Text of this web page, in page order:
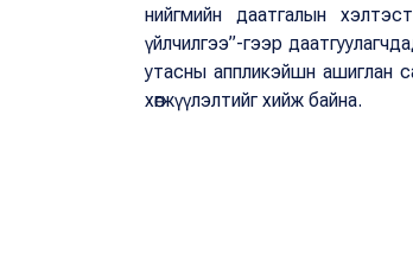
нийгмийн даатгалын
үйлчилгээ”-гээр
утасны аппликэйшн ашиглан
хөгжүүлэлтийг хийж байна.